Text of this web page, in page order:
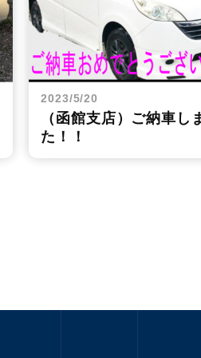
2023/5/20
（函館支店）ご納車し
た！！